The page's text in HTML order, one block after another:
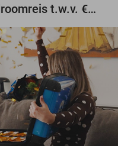
Maak gratis kans op een droomreis t.w.v. €3.000!